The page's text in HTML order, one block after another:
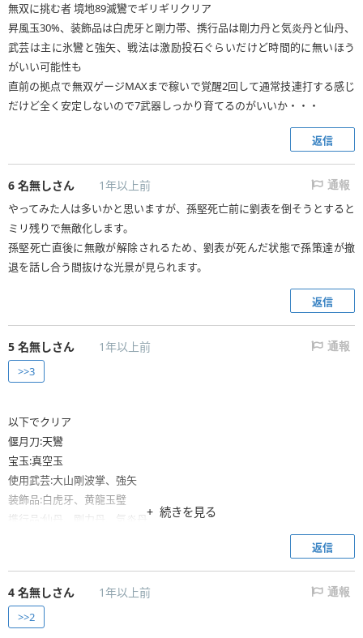
その後アイテム全使用でどんどん攻撃する、ゲージが貯まったら無双状態
2回目になる。
以上でギリギリ
コウガイが先に孫堅のもとに着いたが
コウガイのセリフ前だったからOKだったっぽい
天命変化を全部無双モードでやったが、このクエストが一番難しかっ
無双に挑む者 境地89滅鸞でギリギリクリア
昇風玉30%、装飾品は白虎牙と剛力帯、携行品は剛力丹と気炎丹と仙丹、
武芸は主に氷鸞と強矢、戦法は激励投石ぐらいだけど時間的に無いほう
がいい可能性も
直前の拠点で無双ゲージMAXまで稼いで覚醒2回して通常技連打する感じ
だけど全く安定しないので7武器しっかり育てるのがいいか・・・
返信
6 名無しさん 1年以上前 通報
やってみた人は多いかと思いますが、孫堅死亡前に劉表を倒そうとすると
ミリ残りで無敵化します。
孫堅死亡直後に無敵が解除されるため、劉表が死んだ状態で孫策達が撤
退を話し合う間抜けな光景が見られます。
返信
5 名無しさん 1年以上前 通報
>>3
以下でクリア
偃月刀:天鸞
宝玉:真空玉
使用武芸:大山剛波掌、強矢
装飾品:白虎牙、黄龍玉璧
携行品:仙丹、剛力丹、気炎丹
張角戦開始時ゲージMAX、あとはアイテム、回避、パリィを駆使してひ
続きを見る
返信
4 名無しさん 1年以上前 通報
>>2